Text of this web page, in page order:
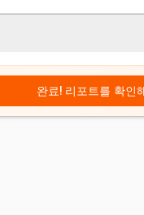
완료! 리포트를 확인